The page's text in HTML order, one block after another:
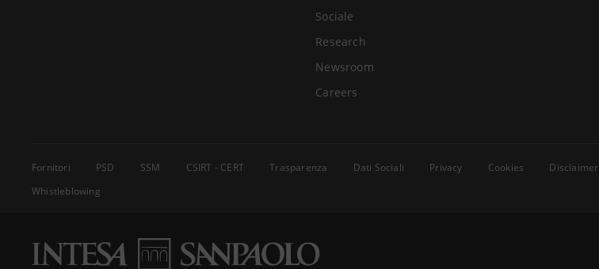
Sociale
Research
Newsroom
Careers
Fornitori PSD SSM CSIRT - CERT Trasparenza Dati Sociali Privacy Cookies Disclaimer
Whistleblowing